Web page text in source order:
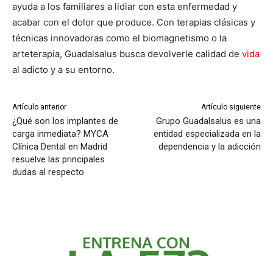
ayuda a los familiares a lidiar con esta enfermedad y
acabar con el dolor que produce. Con terapias clásicas y
técnicas innovadoras como el biomagnetismo o la
arteterapia, Guadalsalus busca devolverle calidad de vida
al adicto y a su entorno.
Artículo anterior
¿Qué son los implantes de
carga inmediata? MYCA
Clínica Dental en Madrid
resuelve las principales
dudas al respecto
Artículo siguiente
Grupo Guadalsalus es una
entidad especializada en la
dependencia y la adicción